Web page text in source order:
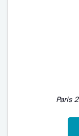
Paris